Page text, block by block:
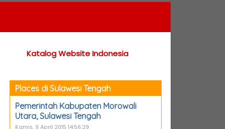
Katalog Website Indonesia
Places di Sulawesi Tengah
Pemerintah Kabupaten Morowali
Utara, Sulawesi Tengah
Kamis, 9 April 2015 14:56:29